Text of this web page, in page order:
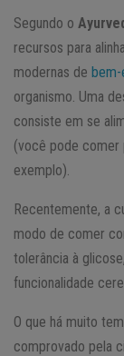
Segundo o
recursos para
modernas de
organismo. Uma
consiste em se
(você pode comer
exemplo).
Recentemente, a
modo de comer
tolerância à
funcionalidade
O que há muito
comprovado pela